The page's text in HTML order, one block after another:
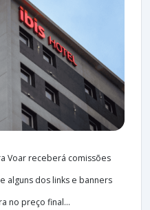
Voar receberá comissões
alguns dos links e banners
no preço final...